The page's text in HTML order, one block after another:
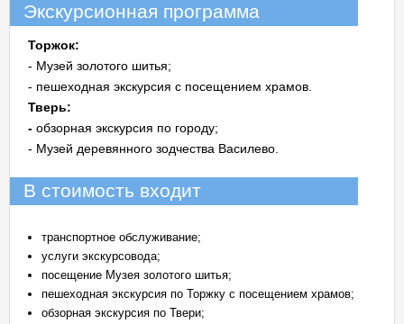
Экскурсионная программа
Торжок:
- Музей золотого шитья;
- пешеходная экскурсия с посещением храмов.
Тверь:
- обзорная экскурсия по городу;
- Музей деревянного зодчества Василево.
В стоимость входит
транспортное обслуживание;
услуги экскурсовода;
посещение Музея золотого шитья;
пешеходная экскурсия по Торжку с посещением храмов;
обзорная экскурсия по Твери;